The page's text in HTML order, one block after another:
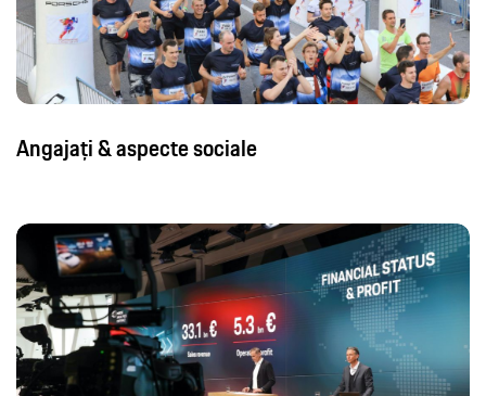
Angajați & aspecte sociale